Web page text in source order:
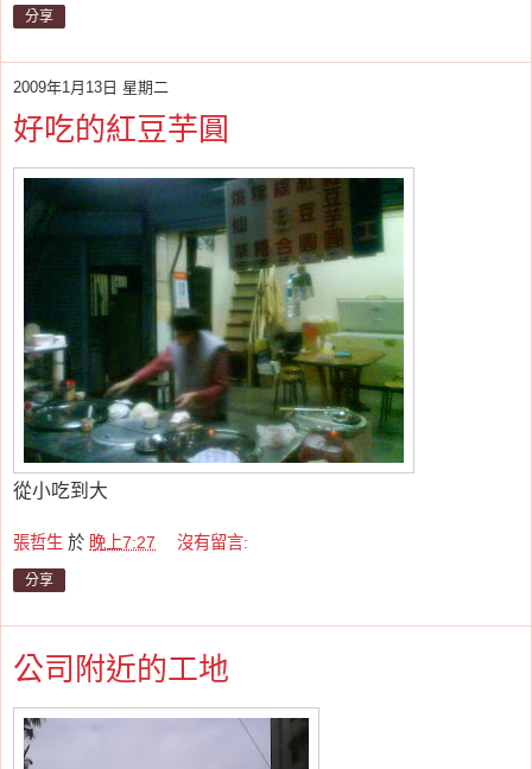
分享
2009年1月13日 星期二
好吃的紅豆芋圓
從小吃到大
張哲生 於 晚上7:27 沒有留言:
分享
公司附近的工地